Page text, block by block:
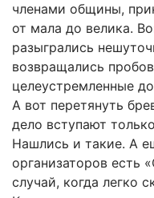
членами общины,
от мала до велика.
разыгрались
возвращались
целеустремленные
А вот перетянуть
дело вступают
Нашлись и такие. А
организаторов есть
случай, когда легко